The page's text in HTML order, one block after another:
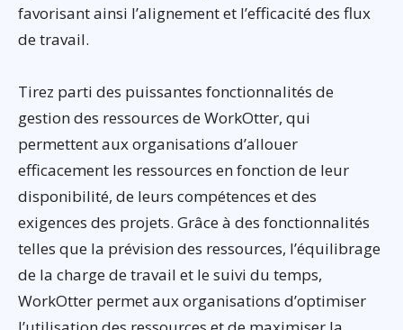
favorisant ainsi l’alignement et l’efficacité des flux
de travail.
Tirez parti des puissantes fonctionnalités de
gestion des ressources de WorkOtter, qui
permettent aux organisations d’allouer
efficacement les ressources en fonction de leur
disponibilité, de leurs compétences et des
exigences des projets. Grâce à des fonctionnalités
telles que la prévision des ressources, l’équilibrage
de la charge de travail et le suivi du temps,
WorkOtter permet aux organisations d’optimiser